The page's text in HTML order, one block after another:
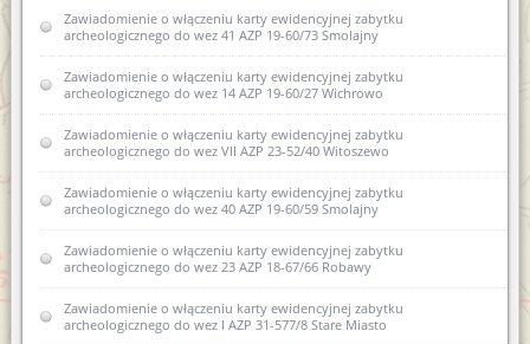
zabytku archeologicznego lądowego do Wojewódzkiej
ewidencji zabytków 13 AZP 18-61/36 Stryjkowo
zabytku archeologicznego lądowego do Wojewódzkiej
ewidencji zabytków 10 AZP 27-74/11 Nowe Guty
Zawiadomienie o włączeniu kart ewidencyjnych zabytków
archeologicznych lądowych do wojewódzkiej ewidencji
zabytków w miejscowości Stryjkowo gm. Lidzbark Warmiński
Zawiadomienie o włączeniu karty ewidencyjne zabytku
archeologicznego lądowego do wojewódzkiej ewidencji
zabytków archeologicznych 10 AZP 27-74/11 Nowe Guty
Zawiadomienie o włączeniu kart ewidencyjnych zabytków
archeologicznych lądowych do wojewódzkiej ewidencji
zabytków w miejscowości Stryjkowo
Zawiadomienie o zamiarze włączenia do karty ewidencyjnej
zabytku archeologicznego lądowego do wojewódzkiej
ewidencji zabytków18 AZP 27-66/32 Stare Kiejkuty
Zawiadomienie o włączeniu karty ewidencyjnej zabytku
archeologicznego do wez 41 AZP 19-60/73 Smolajny
Zawiadomienie o włączeniu karty ewidencyjnej zabytku
archeologicznego do wez 14 AZP 19-60/27 Wichrowo
Zawiadomienie o włączeniu karty ewidencyjnej zabytku
archeologicznego do wez VII AZP 23-52/40 Witoszewo
Zawiadomienie o włączeniu karty ewidencyjnej zabytku
archeologicznego do wez 40 AZP 19-60/59 Smolajny
Zawiadomienie o włączeniu karty ewidencyjnej zabytku
archeologicznego do wez 23 AZP 18-67/66 Robawy
Zawiadomienie o włączeniu karty ewidencyjnej zabytku
archeologicznego do wez I AZP 31-577/8 Stare Miasto